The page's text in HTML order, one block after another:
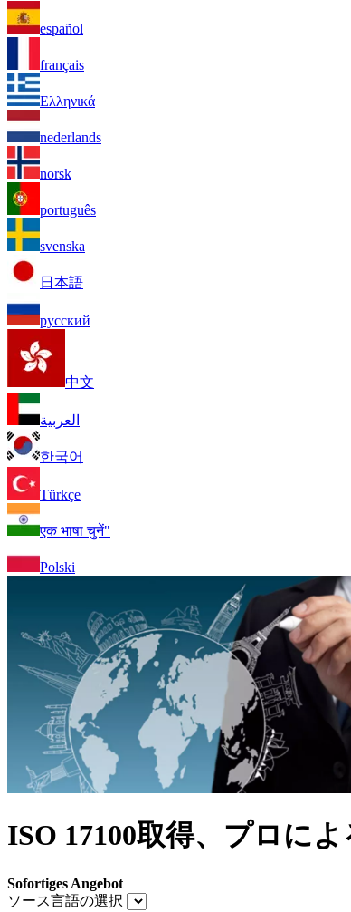
español
français
Ελληνικά
nederlands
norsk
português
svenska
日本語
русский
中文
العربية
한국어
Türkçe
एक भाषा चुनें"
Polski
ISO 17100取得、プロに
Sofortiges Angebot
ソース言語の選択